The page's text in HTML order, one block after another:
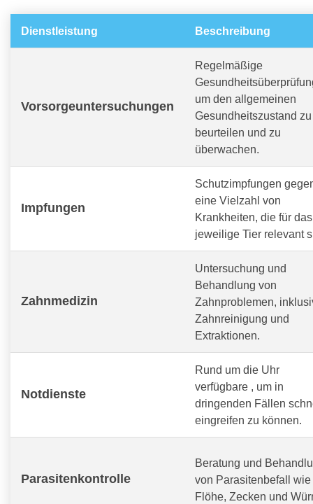
Dienstleistung Beschreibung
Vorsorgeuntersuchungen
Regelmäßige
um den allgemeinen
Gesundheitszustand zu
beurteilen und zu
überwachen.
Impfungen
Schutzimpfungen
eine Vielzahl von
Krankheiten, die für das
jeweilige Tier relevant
Zahnmedizin
Untersuchung und
Behandlung von
Zahnproblemen,
Zahnreinigung und
Extraktionen.
Notdienste
Rund um die Uhr
verfügbare , um in
dringenden Fällen
eingreifen zu können.
Parasitenkontrolle
Beratung und
von Parasitenbefall wie
Flöhe, Zecken und